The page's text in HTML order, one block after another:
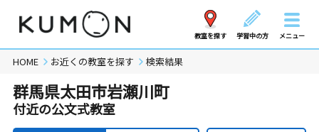
教室を探す 学習中の方 メニュー
HOME お近くの教室を探す 検索結果
群馬県太田市岩瀬川町
付近の公文式教室